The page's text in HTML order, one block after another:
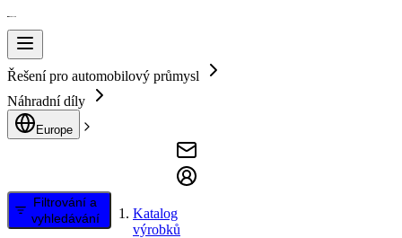
Řešení pro automobilový průmysl
Náhradní díly
Europe
Filtrování a
vyhledávání
Katalog
výrobků